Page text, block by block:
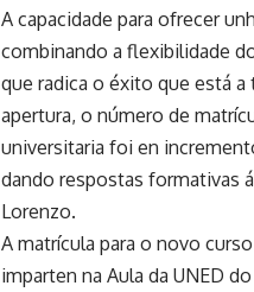
A capacidade para ofrecer
combinando a flexibilidade
que radica o éxito que está a
apertura, o número de
universitaria foi en
dando respostas formativas
Lorenzo.
A matrícula para o novo
imparten na Aula da UNED